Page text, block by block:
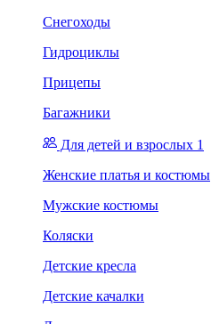
Снегоходы
Гидроциклы
Прицепы
Багажники
Для детей и взрослых 1
Женские платья и костюмы
Мужские костюмы
Коляски
Детские кресла
Детские качалки